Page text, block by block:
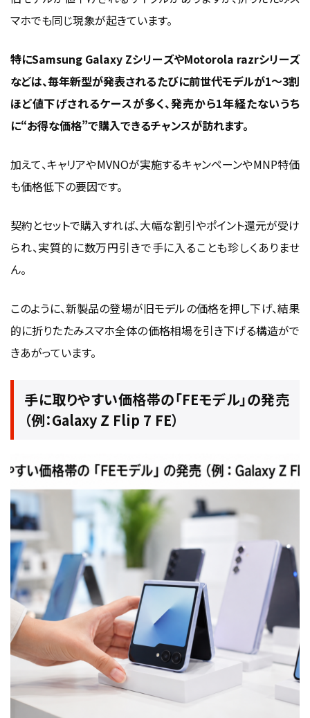
マホでも同じ現象が起きています。
特にSamsung Galaxy ZシリーズやMotorola razrシリーズ
などは、毎年新型が発表されるたびに前世代モデルが1〜3割
ほど値下げされるケースが多く、発売から1年経たないうち
に“お得な価格”で購入できるチャンスが訪れます。
加えて、キャリアやMVNOが実施するキャンペーンやMNP特価
も価格低下の要因です。
契約とセットで購入すれば、大幅な割引やポイント還元が受け
られ、実質的に数万円引きで手に入ることも珍しくありませ
ん。
このように、新製品の登場が旧モデルの価格を押し下げ、結果
的に折りたたみスマホ全体の価格相場を引き下げる構造がで
きあがっています。
手に取りやすい価格帯の「FEモデル」の発売
（例：Galaxy Z Flip 7 FE）